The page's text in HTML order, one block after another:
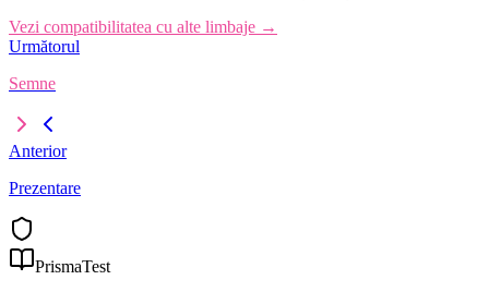
Vezi compatibilitatea cu alte limbaje →
Următorul
Semne
Anterior
Prezentare
PrismaTest